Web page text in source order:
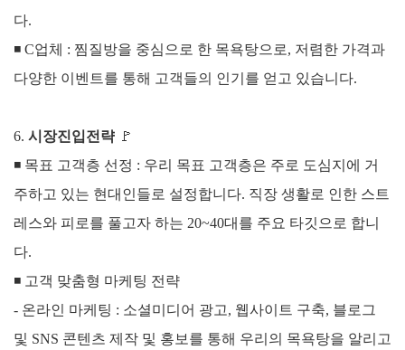
다.
◾ C업체 : 찜질방을 중심으로 한 목욕탕으로, 저렴한 가격과
다양한 이벤트를 통해 고객들의 인기를 얻고 있습니다.
6. 시장진입전략 🚩
◾ 목표 고객층 선정 : 우리 목표 고객층은 주로 도심지에 거
주하고 있는 현대인들로 설정합니다. 직장 생활로 인한 스트
레스와 피로를 풀고자 하는 20~40대를 주요 타깃으로 합니
다.
◾ 고객 맞춤형 마케팅 전략
- 온라인 마케팅 : 소셜미디어 광고, 웹사이트 구축, 블로그
및 SNS 콘텐츠 제작 및 홍보를 통해 우리의 목욕탕을 알리고